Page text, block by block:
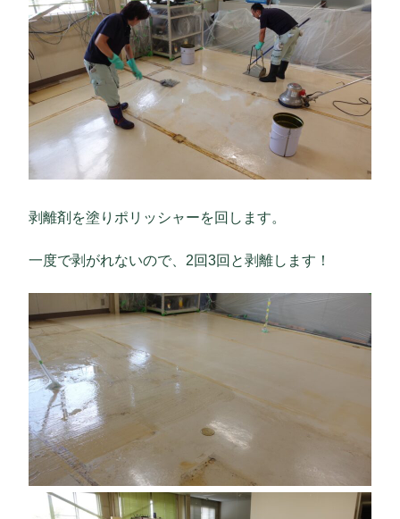
剥離剤を塗りポリッシャーを回します。
一度で剥がれないので、2回3回と剥離します！